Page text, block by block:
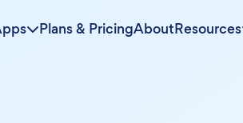
Plans & PricingAboutResources